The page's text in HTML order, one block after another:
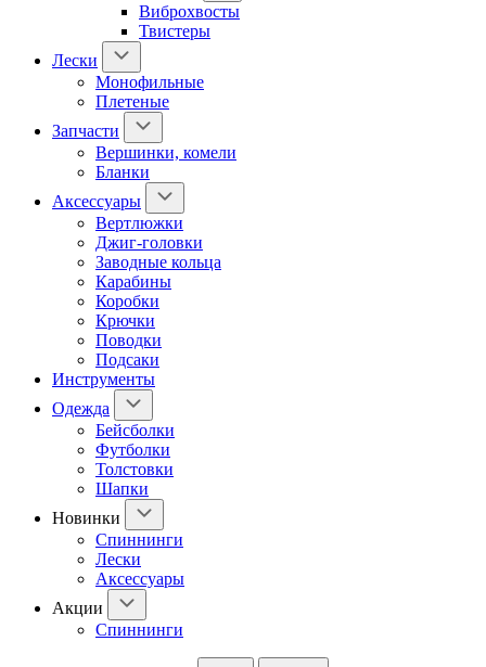
Виброхвосты
Твистеры
Лески
Монофильные
Плетеные
Запчасти
Вершинки, комели
Бланки
Аксессуары
Вертлюжки
Джиг-головки
Заводные кольца
Карабины
Коробки
Крючки
Поводки
Подсаки
Инструменты
Одежда
Бейсболки
Футболки
Толстовки
Шапки
Новинки
Спиннинги
Лески
Аксессуары
Акции
Спиннинги